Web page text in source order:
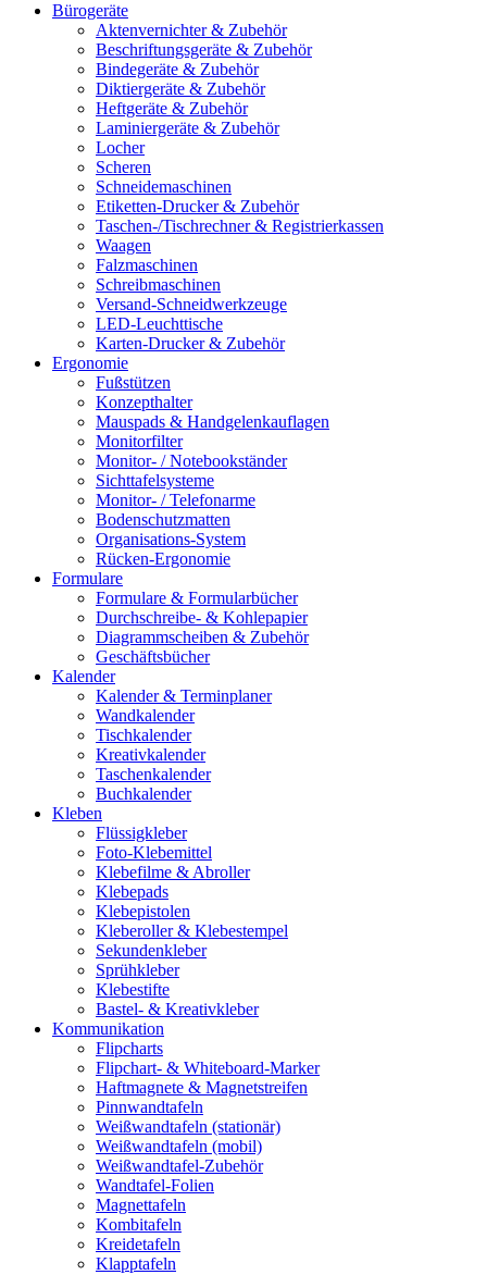
Bürogeräte
Aktenvernichter & Zubehör
Beschriftungsgeräte & Zubehör
Bindegeräte & Zubehör
Diktiergeräte & Zubehör
Heftgeräte & Zubehör
Laminiergeräte & Zubehör
Locher
Scheren
Schneidemaschinen
Etiketten-Drucker & Zubehör
Taschen-/Tischrechner & Registrierkassen
Waagen
Falzmaschinen
Schreibmaschinen
Versand-Schneidwerkzeuge
LED-Leuchttische
Karten-Drucker & Zubehör
Ergonomie
Fußstützen
Konzepthalter
Mauspads & Handgelenkauflagen
Monitorfilter
Monitor- / Notebookständer
Sichttafelsysteme
Monitor- / Telefonarme
Bodenschutzmatten
Organisations-System
Rücken-Ergonomie
Formulare
Formulare & Formularbücher
Durchschreibe- & Kohlepapier
Diagrammscheiben & Zubehör
Geschäftsbücher
Kalender
Kalender & Terminplaner
Wandkalender
Tischkalender
Kreativkalender
Taschenkalender
Buchkalender
Kleben
Flüssigkleber
Foto-Klebemittel
Klebefilme & Abroller
Klebepads
Klebepistolen
Kleberoller & Klebestempel
Sekundenkleber
Sprühkleber
Klebestifte
Bastel- & Kreativkleber
Kommunikation
Flipcharts
Flipchart- & Whiteboard-Marker
Haftmagnete & Magnetstreifen
Pinnwandtafeln
Weißwandtafeln (stationär)
Weißwandtafeln (mobil)
Weißwandtafel-Zubehör
Wandtafel-Folien
Magnettafeln
Kombitafeln
Kreidetafeln
Klapptafeln